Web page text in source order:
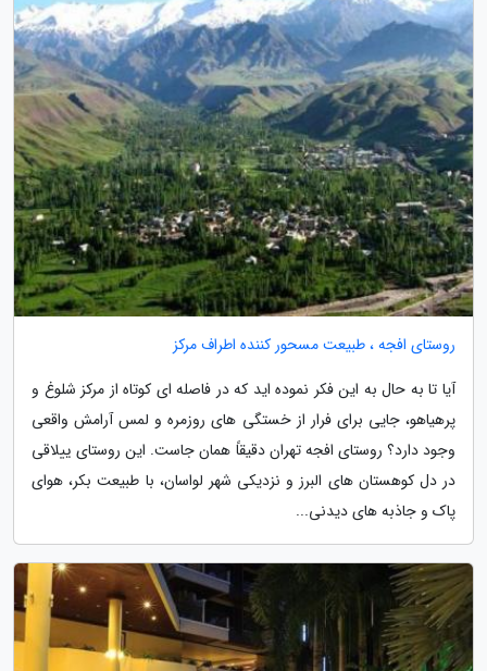
روستای افجه ، طبیعت مسحور کننده اطراف مرکز
آیا تا به حال به این فکر نموده اید که در فاصله ای کوتاه از مرکز شلوغ و
پرهیاهو، جایی برای فرار از خستگی های روزمره و لمس آرامش واقعی
وجود دارد؟ روستای افجه تهران دقیقاً همان جاست. این روستای ییلاقی
در دل کوهستان های البرز و نزدیکی شهر لواسان، با طبیعت بکر، هوای
پاک و جاذبه های دیدنی...